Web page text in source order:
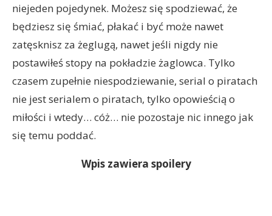
niejeden pojedynek. Możesz się spodziewać, że
będziesz się śmiać, płakać i być może nawet
zatęsknisz za żeglugą, nawet jeśli nigdy nie
postawiłeś stopy na pokładzie żaglowca. Tylko
czasem zupełnie niespodziewanie, serial o piratach
nie jest serialem o piratach, tylko opowieścią o
miłości i wtedy… cóż… nie pozostaje nic innego jak
się temu poddać.
Wpis zawiera spoilery